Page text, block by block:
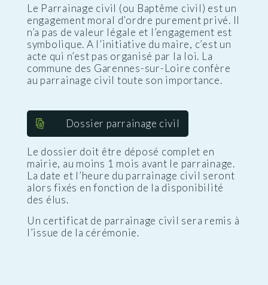
Le Parrainage civil (ou Baptême civil) est un
engagement moral d’ordre purement privé. Il
n’a pas de valeur légale et l’engagement est
symbolique. A l’initiative du maire, c’est un
acte qui n’est pas organisé par la loi. La
commune des Garennes-sur-Loire confère
au parrainage civil toute son importance.
Dossier parrainage civil
Le dossier doit être déposé complet en
mairie, au moins 1 mois avant le parrainage.
La date et l’heure du parrainage civil seront
alors fixés en fonction de la disponibilité
des élus.
Un certificat de parrainage civil sera remis à
l’issue de la cérémonie.